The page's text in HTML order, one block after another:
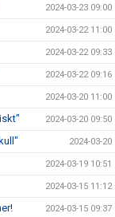
2024-03-23 09:00
2024-03-22 11:00
2024-03-22 09:33
2024-03-22 09:16
2024-03-20 11:00
2024-03-20 09:50
2024-03-20
2024-03-19 10:51
2024-03-15 11:12
2024-03-15 09:37